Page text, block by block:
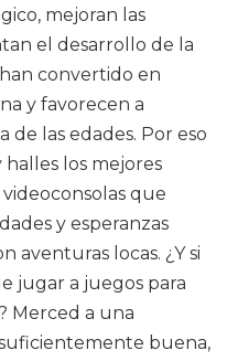
mejoran las
el desarrollo de la
convertido en
y favorecen a
de las edades. Por eso
halles los mejores
que
y esperanzas
aventuras locas. ¿Y si
jugar a juegos para
Merced a una
buena,